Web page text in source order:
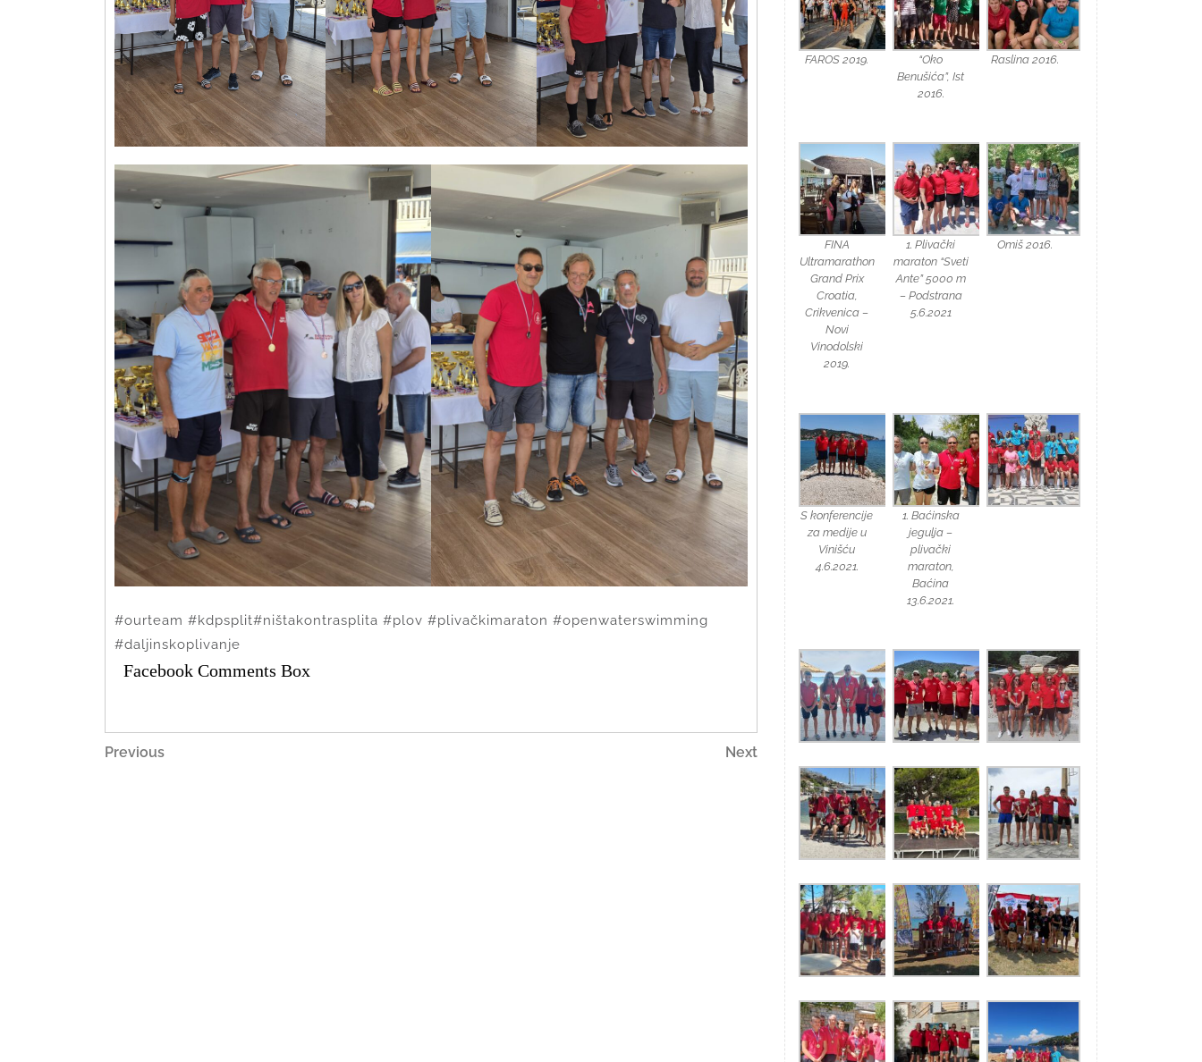
#ourteam #kdpsplit#ništakontrasplita #plov #plivačkimaraton #openwaterswimming
#daljinskoplivanje
Facebook Comments Box
Navigacija
Previous
Previous
Next
Next
FAROS 2019.
“Oko
Benušića”, Ist
2016.
Raslina 2016.
FINA
Ultramarathon
Grand Prix
Croatia,
Crikvenica –
Novi
Vinodolski
2019.
1. Plivački
maraton “Sveti
Ante” 5000 m
– Podstrana
5.6.2021
Omiš 2016.
S konferencije
za medije u
Vinišću
4.6.2021.
1. Baćinska
jegulja –
plivački
maraton,
Baćina
13.6.2021.